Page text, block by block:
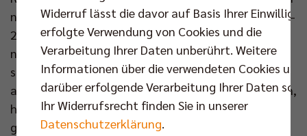
nach dem überzeugenden Auftritt in Slowenien (3:0 –
26:24, 25:18, 25:18) sind Ruben Schott & Co beim
nächsten guten Gegner gefordert. Für Joel Banks
stellt das kein Problem dar: „Wir nehmen Schwung
aus Ljubljana mit und da wir in drei Sätzen gewannen,
haben wir auch nicht so viel Energie in diesem Spiel
gelassen. Das ist positiv, denn wir wissen genau, wie
Widerruf lässt die davor auf Basis Ihrer
erfolgte Verwendung von Cookies und die
Verarbeitung Ihrer Daten unberührt. Weitere
Informationen über die verwendeten Cookies und
darüber erfolgende Verarbeitung Ihrer Daten
Ihr Widerrufsrecht finden Sie in unserer
Datenschutzerklärung.